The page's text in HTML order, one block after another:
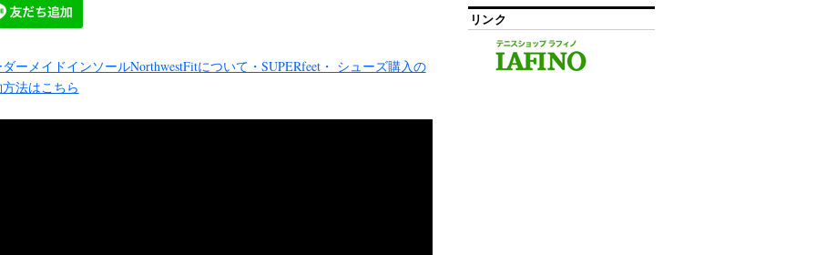
ーメイドインソールNorthwestFitについて・SUPERfeet・ シューズ購入の
法はこちら
リンク